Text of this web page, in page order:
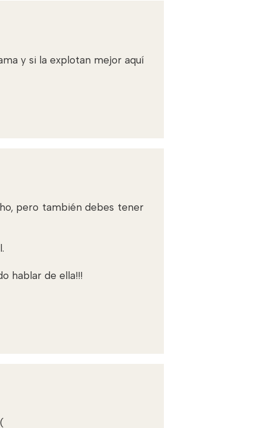
y si la explotan mejor aquí
pero también debes tener
hablar de ella!!!